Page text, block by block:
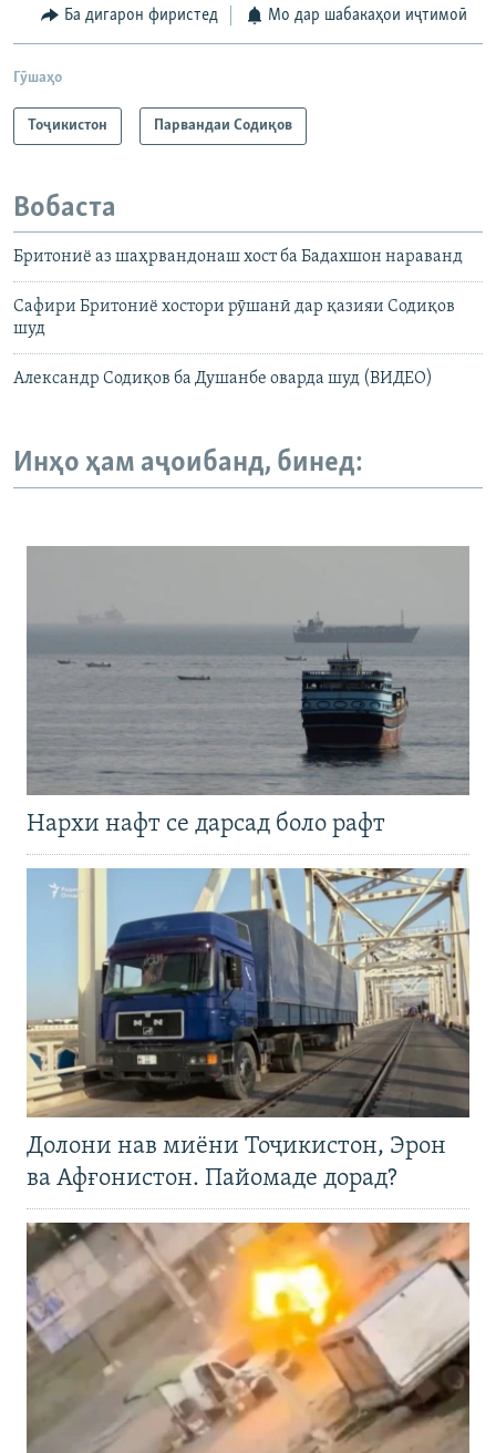
Ба дигарон фиристед Мо дар шабакаҳои иҷтимоӣ
Гӯшаҳо
Тоҷикистон Парвандаи Содиқов
Вобаста
Бритониё аз шаҳрвандонаш хост ба Бадахшон нараванд
Сафири Бритониё хостори рӯшанӣ дар қазияи Содиқов
шуд
Александр Содиқов ба Душанбе оварда шуд (ВИДЕО)
Инҳо ҳам аҷоибанд, бинед:
Нархи нафт се дарсад боло рафт
Долони нав миёни Тоҷикистон, Эрон
ва Афғонистон. Пайомаде дорад?